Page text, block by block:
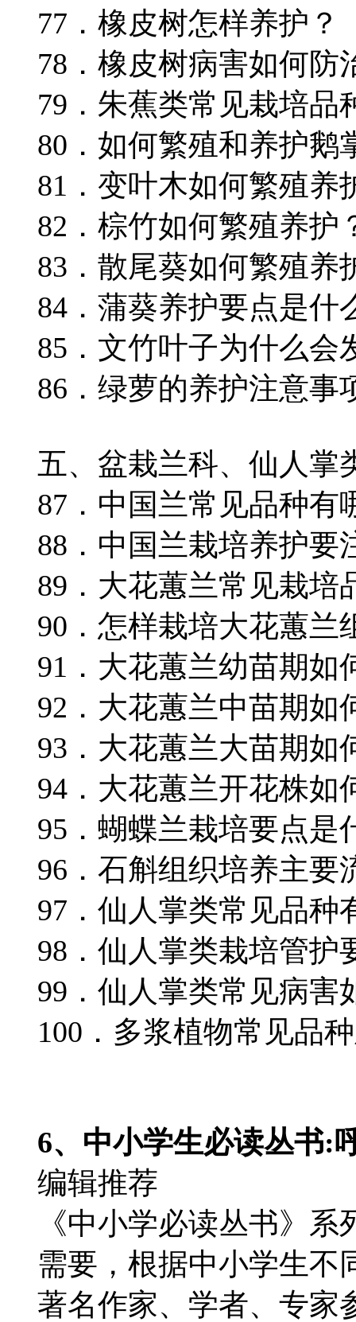
77．橡皮树怎样养护？
78．橡皮树病害如何防
79．朱蕉类常见栽培品
80．如何繁殖和养护鹅
81．变叶木如何繁殖养
82．棕竹如何繁殖养护
83．散尾葵如何繁殖养
84．蒲葵养护要点是什
85．文竹叶子为什么会
86．绿萝的养护注意事
五、盆栽兰科、仙人掌
87．中国兰常见品种有
88．中国兰栽培养护要
89．大花蕙兰常见栽培
90．怎样栽培大花蕙兰
91．大花蕙兰幼苗期如
92．大花蕙兰中苗期如
93．大花蕙兰大苗期如
94．大花蕙兰开花株如
95．蝴蝶兰栽培要点是
96．石斛组织培养主要
97．仙人掌类常见品种
98．仙人掌类栽培管护
99．仙人掌类常见病害
100．多浆植物常见品
6、中小学生必读丛书:
编辑推荐
《中小学必读丛书》
需要，根据中小学生不
著名作家、学者、专家